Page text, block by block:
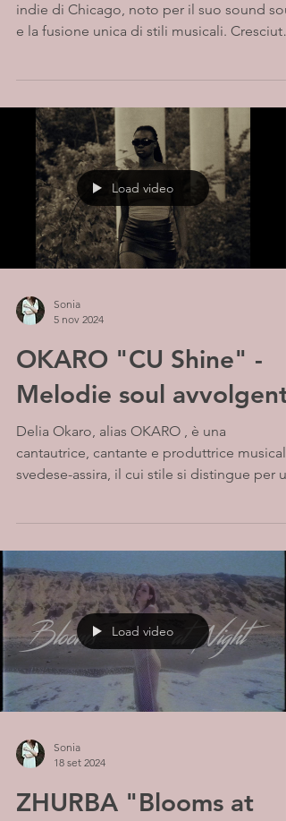
indie di Chicago, noto per il suo sound
e la fusione unica di stili musicali. Cresciuto
Load video
Sonia
5 nov 2024
OKARO "CU Shine" -
Melodie soul avvolgenti
Delia Okaro, alias OKARO , è una
cantautrice, cantante e produttrice musicale
svedese-assira, il cui stile si distingue per
Load video
Sonia
18 set 2024
ZHURBA "Blooms at